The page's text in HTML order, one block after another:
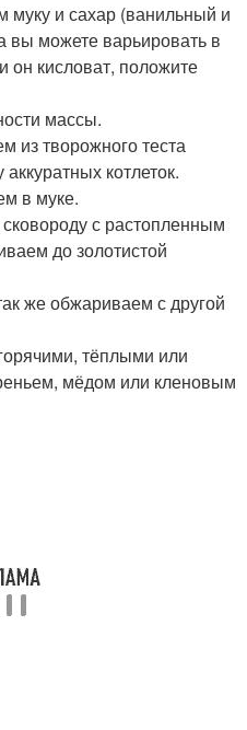
и сахар (ванильный и
вы можете варьировать в
он кисловат, положите
массы.
из творожного теста
котлеток.
в муке.
с растопленным
до золотистой
же обжариваем с другой
тёплыми или
мёдом или кленовым